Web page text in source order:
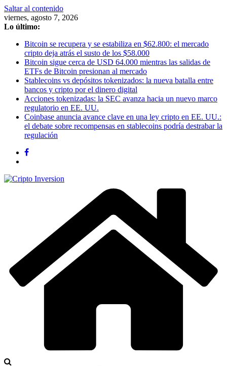
Saltar al contenido
viernes, agosto 7, 2026
Lo último:
Bitcoin se recupera y se estabiliza en $62.800: el mercado
cripto deja atrás el susto de los $58.000
Bitcoin sigue cerca de USD 64.000 mientras las salidas de
ETFs de Bitcoin presionan al mercado
Stablecoins vs depósitos tokenizados: la nueva batalla entre
bancos y cripto por el dinero digital
Acciones tokenizadas: la SEC avanza hacia un nuevo marco
regulatorio en EE. UU.
Coinbase anuncia avance clave en una ley cripto en EE. UU.:
el debate sobre recompensas en stablecoins podría destrabar la
regulación